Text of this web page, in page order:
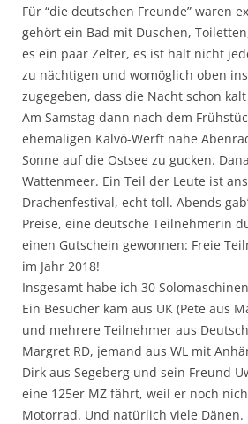
Für “die deutschen Freunde” waren
gehört ein Bad mit Duschen,
es ein paar Zelter, es ist halt nicht
zu nächtigen und womöglich oben
zugegeben, dass die Nacht schon
Am Samstag dann nach dem
ehemaligen Kalvö-Werft nahe
Sonne auf die Ostsee zu gucken.
Wattenmeer. Ein Teil der Leute ist
Drachenfestival, echt toll. Abends
Preise, eine deutsche Teilnehmerin
einen Gutschein gewonnen: Freie
im Jahr 2018!
Insgesamt habe ich 30
Ein Besucher kam aus UK (Pete aus
und mehrere Teilnehmer aus
Margret RD, jemand aus WL mit
Dirk aus Segeberg und sein Freund
eine 125er MZ fährt, weil er noch
Motorrad. Und natürlich viele Dänen.